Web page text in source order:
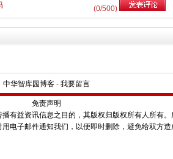
(0/500)
中华智库园博客- 我要留言
免责声明
有益资讯信息之目的，其版权归版权所有人所有
电子邮件通知我们，以便即时删除，避免给双方造